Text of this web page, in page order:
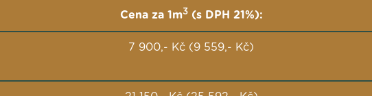
Cena za 1m3(s DPH 21%):
7 900,- Kč (9 559,- Kč)